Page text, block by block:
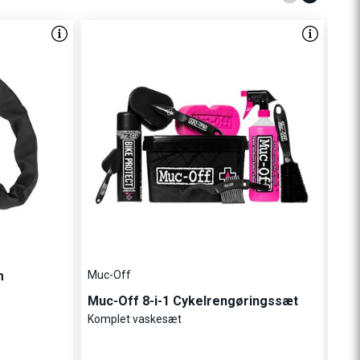
Muc-Off
Muc-Off 8-i-1 Cykelrengøringssæt
Komplet vaskesæt